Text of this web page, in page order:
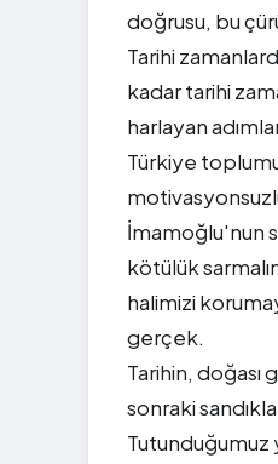
doğrusu, bu
Tarihi
kadar tarihi
harlayan
Türkiye
İmamoğlu'nun
kötülük
halimizi
gerçek.
Tarihin,
sonraki
Tutunduğumuz